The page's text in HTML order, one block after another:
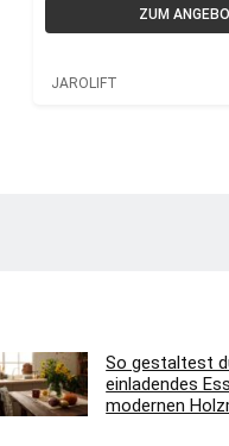
ZUM
JAROLIFT
So gestaltest
einladendes
modernen